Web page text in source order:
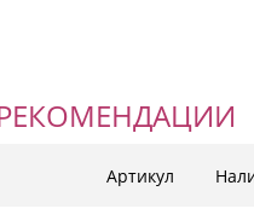
Артикул